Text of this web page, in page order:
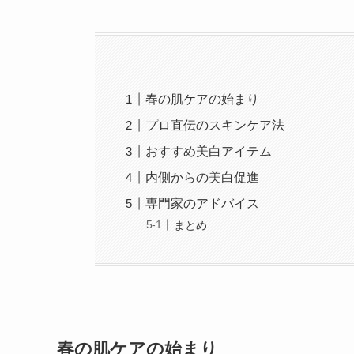
春の肌ケアの始まり
プロ直伝のスキンケア法
おすすめ美白アイテム
内側からの美白促進
専門家のアドバイス
まとめ
春の肌ケアの始まり